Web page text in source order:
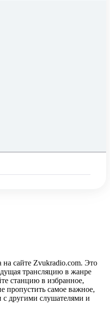
сайте Zvukradio.com. Это
трансляцию в жанре
станцию в избранное,
пропустить самое важное,
с другими слушателями и